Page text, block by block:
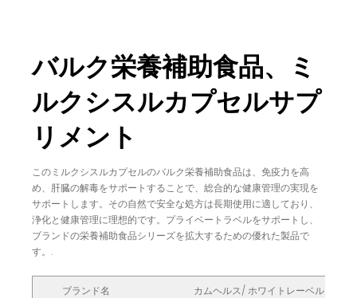
バルク栄養補助食品、ミ
ルクシスルカプセルサプ
リメント
このミルクシスルカプセルのバルク栄養補助食品は、免疫力を高
め、肝臓の解毒をサポートすることで、総合的な健康管理の実現を
サポートします。その自然で安全な処方は長期使用に適しており、
浄化と健康管理に理想的です。プライベートラベルをサポートし、
ブランドの栄養補助食品シリーズを拡大するための優れた製品で
す。.
ブランド名 カムヘルス/ ホワイトレーベル